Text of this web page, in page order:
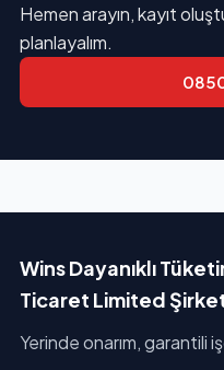
Hemen arayın, kayıt
planlayalım.
Wins Dayanıklı
Ticaret Limited
Yerinde onarım, garantili